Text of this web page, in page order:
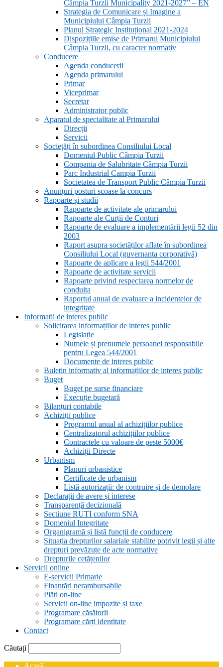
Câmpia Turzii Municipality 2021-2027” – EN
Strategia de Comunicare și Imagine a
Municipiului Câmpia Turzii
Planul Strategic Instituțional 2021-2024
Dispozițiile emise de Primarul Municipiului
Câmpia Turzii, cu caracter normativ
Conducere
Agenda conducerii
Agenda primarului
Primar
Viceprimar
Secretar
Administrator public
Aparatul de specialitate al Primarului
Direcții
Servicii
Sociețăți în subordinea Consiliului Local
Domeniul Public Câmpia Turzii
Compania de Salubritate Câmpia Turzii
Parc Industrial Campia Turzii
Societatea de Transport Public Câmpia Turzii
Anunțuri posturi scoase la concurs
Rapoarte și studii
Rapoarte de activitate ale primarului
Rapoarte ale Curții de Conturi
Rapoarte de evaluare a implementării legii 52 din
2003
Raport asupra societăților aflate în subordinea
Consiliului Local (guvernanta corporativă)
Rapoarte de aplicare a legii 544/2001
Rapoarte de activitate servicii
Rapoarte privind respectarea normelor de
conduita
Raportul anual de evaluare a incidentelor de
integritate
Informații de interes public
Solicitarea informațiilor de interes public
Legislație
Numele și prenumele persoanei responsabile
pentru Legea 544/2001
Documente de interes public
Buletin informativ al informațiilor de interes public
Buget
Buget pe surse financiare
Execuție bugetară
Bilanțuri contabile
Achiziții publice
Programul anual al achizițiilor publice
Centralizatorul achizițiilor publice
Contractele cu valoare de peste 5000€
Achiziții Directe
Urbanism
Planuri urbanistice
Certificate de urbanism
Listă autorizații: de contruire și de demolare
Declarații de avere și interese
Transparență decizională
Sectiune RUTI conform SNA
Domeniul Integritate
Organigramă și listă funcții de conducere
Situația drepturilor salariale stabilite potrivit legii și alte
drepturi prevăzute de acte normative
Drepturile cetățenilor
Servicii online
E-servicii Primarie
Finanțări nerambursabile
Plăți on-line
Servicii on-line impozite și taxe
Programare căsătorii
Programare cărți identitate
Contact
Căutați